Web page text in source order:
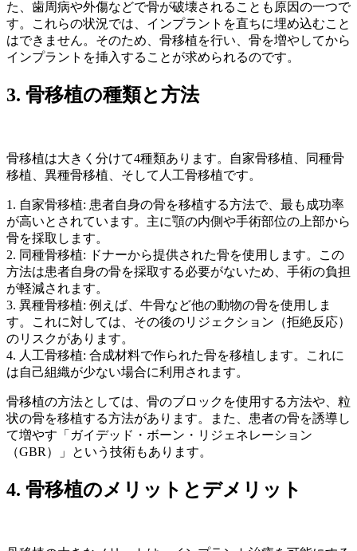
た、歯周病や外傷などで骨が破壊されることも原因の一つで
す。これらの状況では、インプラントを直ちに埋め込むこと
はできません。そのため、骨移植を行い、骨を増やしてから
インプラントを挿入することが求められるのです。
3. 骨移植の種類と方法
骨移植は大きく分けて4種類あります。自家骨移植、同種骨
移植、異種骨移植、そして人工骨移植です。
1. 自家骨移植: 患者自身の骨を移植する方法で、最も成功率
が高いとされています。主に顎の内側や手術部位の上部から
骨を採取します。
2. 同種骨移植: ドナーから提供された骨を使用します。この
方法は患者自身の骨を採取する必要がないため、手術の負担
が軽減されます。
3. 異種骨移植: 例えば、牛骨など他の動物の骨を使用しま
す。これに対しては、その後のリジェクション（拒絶反応）
のリスクがあります。
4. 人工骨移植: 合成材料で作られた骨を移植します。これに
は自己組織が少ない場合に利用されます。
骨移植の方法としては、骨のブロックを使用する方法や、粒
状の骨を移植する方法があります。また、患者の骨を誘導し
て増やす「ガイデッド・ボーン・リジェネレーション
（GBR）」という技術もあります。
4. 骨移植のメリットとデメリット